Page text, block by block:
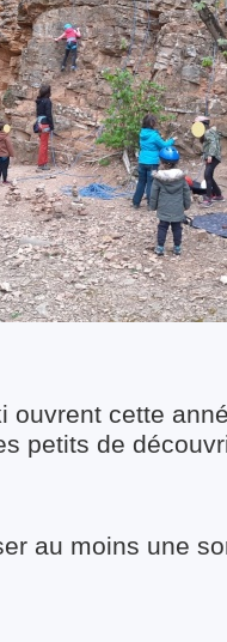
ouvrent cette
petits de
au moins une